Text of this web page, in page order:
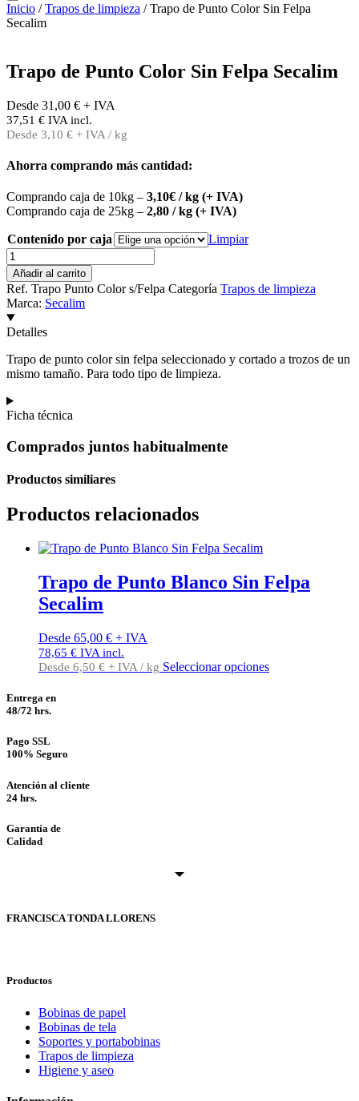
Inicio /Trapos de limpieza / Trapo de Punto Color Sin Felpa
Secalim
Trapo de Punto Color Sin Felpa Secalim
Desde 31,00 € + IVA
37,51 € IVA incl.
Desde 3,10 € + IVA / kg
Ahorra comprando más cantidad:
Comprando caja de 10kg – 3,10€ / kg (+ IVA)
Comprando caja de 25kg – 2,80 / kg (+ IVA)
Contenido por caja
Limpiar
Trapo
de
Punto
Color
Sin
Felpa
Secalim
cantidad
Añadir al carrito
Ref. Trapo Punto Color s/Felpa Categoría Trapos de limpieza
Marca: Secalim
Detalles
Trapo de punto color sin felpa seleccionado y cortado a trozos de un
mismo tamaño. Para todo tipo de limpieza.
Ficha técnica
Comprados juntos habitualmente
Productos similiares
Productos relacionados
Trapo de Punto Blanco Sin Felpa
Secalim
Desde 65,00 € + IVA
78,65 € IVA incl.
Desde 6,50 € + IVA / kg Seleccionar opcionesEste
Entrega en
48/72 hrs.
Pago SSL
100% Seguro
Atención al cliente
24 hrs.
Garantía de
Calidad
FRANCISCA TONDA LLORENS
Productos
Bobinas de papel
Bobinas de tela
Soportes y portabobinas
Trapos de limpieza
Higiene y aseo